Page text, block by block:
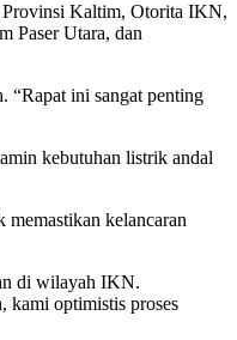
Provinsi Kaltim, Otorita IKN,
Paser Utara, dan
“Rapat ini sangat penting
kebutuhan listrik andal
memastikan kelancaran
di wilayah IKN.
kami optimistis proses